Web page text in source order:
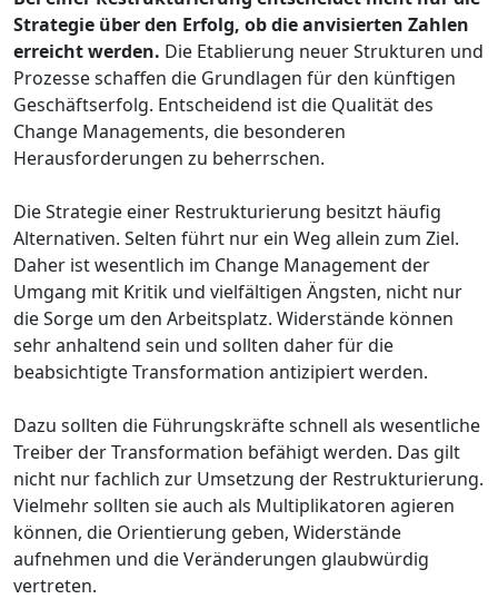
Strategie über den Erfolg, ob die anvisierten Zahlen
erreicht werden. Die Etablierung neuer Strukturen und
Prozesse schaffen die Grundlagen für den künftigen
Geschäftserfolg. Entscheidend ist die Qualität des
Change Managements, die besonderen
Herausforderungen zu beherrschen.
Die Strategie einer Restrukturierung besitzt häufig
Alternativen. Selten führt nur ein Weg allein zum Ziel.
Daher ist wesentlich im Change Management der
Umgang mit Kritik und vielfältigen Ängsten, nicht nur
die Sorge um den Arbeitsplatz. Widerstände können
sehr anhaltend sein und sollten daher für die
beabsichtigte Transformation antizipiert werden.
Dazu sollten die Führungskräfte schnell als wesentliche
Treiber der Transformation befähigt werden. Das gilt
nicht nur fachlich zur Umsetzung der Restrukturierung.
Vielmehr sollten sie auch als Multiplikatoren agieren
können, die Orientierung geben, Widerstände
aufnehmen und die Veränderungen glaubwürdig
vertreten.